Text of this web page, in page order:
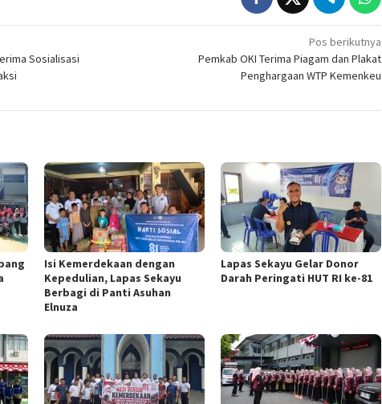
Sosialisasi
Pos berikutnya
Pemkab OKI Terima Piagam dan Plakat
Penghargaan WTP Kemenkeu
Isi Kemerdekaan dengan
Kepedulian, Lapas Sekayu
Berbagi di Panti Asuhan
Elnuza
Lapas Sekayu Gelar Donor
Darah Peringati HUT RI ke-81